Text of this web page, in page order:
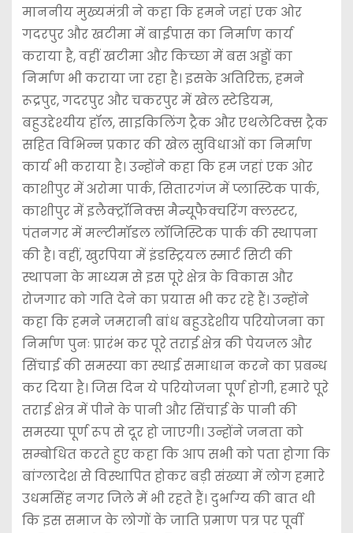
माननीय मुख्यमंत्री ने कहा कि हमने जहां एक ओर
गदरपुर और खटीमा में बाईपास का निर्माण कार्य
कराया है, वहीं खटीमा और किच्छा में बस अड्डों का
निर्माण भी कराया जा रहा है। इसके अतिरिक्त, हमने
रूद्रपुर, गदरपुर और चकरपुर में खेल स्टेडियम,
बहुउद्देश्यीय हॉल, साइकिलिंग ट्रैक और एथलेटिक्स ट्रैक
सहित विभिन्न प्रकार की खेल सुविधाओं का निर्माण
कार्य भी कराया है। उन्होंने कहा कि हम जहां एक ओर
काशीपुर में अरोमा पार्क, सितारगंज में प्लास्टिक पार्क,
काशीपुर में इलैक्ट्रॉनिक्स मैन्यूफैक्चरिंग क्लस्टर,
पंतनगर में मल्टीमॉडल लॉजिस्टिक पार्क की स्थापना
की है। वहीं, खुरपिया में इंडस्ट्रियल स्मार्ट सिटी की
स्थापना के माध्यम से इस पूरे क्षेत्र के विकास और
रोजगार को गति देने का प्रयास भी कर रहे हैं। उन्होंने
कहा कि हमने जमरानी बांध बहुउद्देशीय परियोजना का
निर्माण पुनः प्रारंभ कर पूरे तराई क्षेत्र की पेयजल और
सिंचाई की समस्या का स्थाई समाधान करने का प्रबन्ध
कर दिया है। जिस दिन ये परियोजना पूर्ण होगी, हमारे पूरे
तराई क्षेत्र में पीने के पानी और सिंचाई के पानी की
समस्या पूर्ण रूप से दूर हो जाएगी। उन्होंने जनता को
सम्बोधित करते हुए कहा कि आप सभी को पता होगा कि
बांग्लादेश से विस्थापित होकर बड़ी संख्या में लोग हमारे
उधमसिंह नगर जिले में भी रहते हैं। दुर्भाग्य की बात थी
कि इस समाज के लोगों के जाति प्रमाण पत्र पर पूर्वी